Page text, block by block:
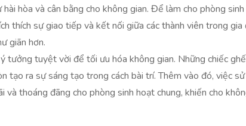
hòa và cân bằng cho không gian. Để làm cho phòng
thích sự giao tiếp và kết nối giữa các thành viên trong
giãn hơn.
tưởng tuyệt vời để tối ưu hóa không gian. Những chiếc
tạo ra sự sáng tạo trong cách bài trí. Thêm vào đó, việc
thoáng đãng cho phòng sinh hoạt chung, khiến cho